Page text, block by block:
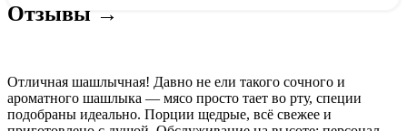
Отзывы →
Отличная шашлычная! Давно не ели такого сочного и
ароматного шашлыка — мясо просто тает во рту, специи
подобраны идеально. Порции щедрые, всё свежее и